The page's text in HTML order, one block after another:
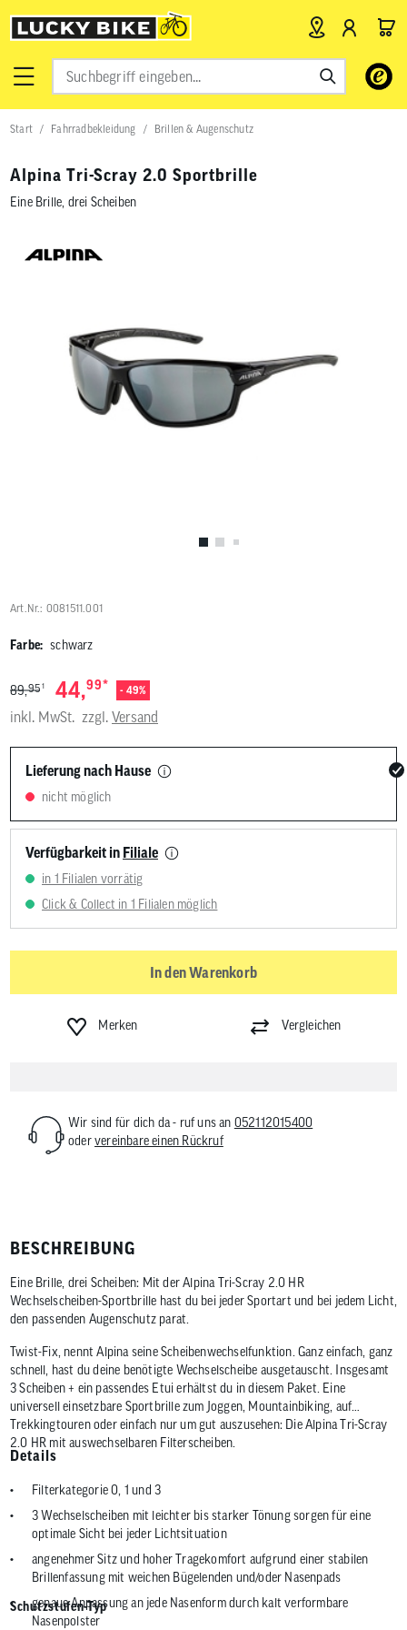
Verwende
Pfeile
nach
Start Fahrradbekleidung Brillen & Augenschutz
Alpina Tri-Scray 2.0 Sportbrille
Eine Brille, drei Scheiben
Art.Nr.: 0081511.001
Farbe: schwarz
89,95 1 44,99* - 49%
inkl. MwSt. zzgl. Versand
Lieferung nach Hause
nicht möglich
Verfügbarkeit in Filiale
in 1 Filialen vorrätig
Click & Collect in 1 Filialen möglich
In den Warenkorb
Merken Vergleichen
Wir sind für dich da - ruf uns an 052112015400
odervereinbare einen Rückruf
BESCHREIBUNG
Eine Brille, drei Scheiben: Mit der Alpina Tri-Scray 2.0 HR
Wechselscheiben-Sportbrille hast du bei jeder Sportart und bei jedem Licht,
den passenden Augenschutz parat.
Twist-Fix, nennt Alpina seine Scheibenwechselfunktion. Ganz einfach, ganz
schnell, hast du deine benötigte Wechselscheibe ausgetauscht. Insgesamt
3 Scheiben + ein passendes Etui erhältst du in diesem Paket. Eine
universell einsetzbare Sportbrille zum Joggen, Mountainbiking, auf
Trekkingtouren oder einfach nur um gut auszusehen: Die Alpina Tri-Scray
2.0 HR mit auswechselbaren Filterscheiben.
Details
Filterkategorie 0, 1 und 3
3 Wechselscheiben mit leichter bis starker Tönung sorgen für eine
optimale Sicht bei jeder Lichtsituation
angenehmer Sitz und hoher Tragekomfort aufgrund einer stabilen
Brillenfassung mit weichen Bügelenden und/oder Nasenpads
genaue Anpassung an jede Nasenform durch kalt verformbare
Nasenpolster
Schutzstufen-Typ